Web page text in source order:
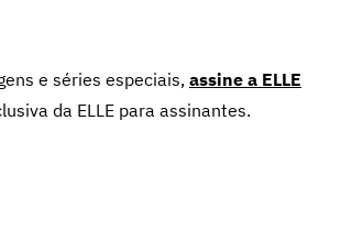
e séries especiais, assine a ELLE
da ELLE para assinantes.